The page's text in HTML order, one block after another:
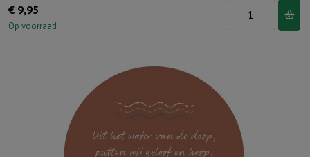
€ 9,95
Op voorraad
Muurcirkel
-
Joy